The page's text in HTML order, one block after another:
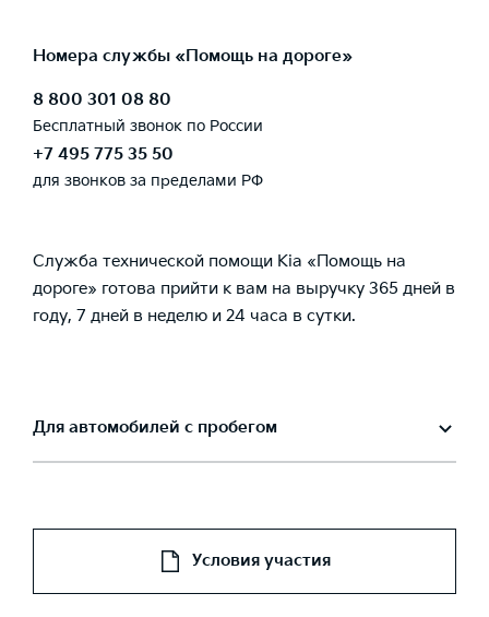
Номера службы «Помощь на дороге»
8 800 301 08 80
Бесплатный звонок по России
+7 495 775 35 50
для звонков за пределами РФ
Служба технической помощи Kia «Помощь на
дороге» готова прийти к вам на выручку 365 дней в
году, 7 дней в неделю и 24 часа в сутки.
Для автомобилей с пробегом
Условия участия